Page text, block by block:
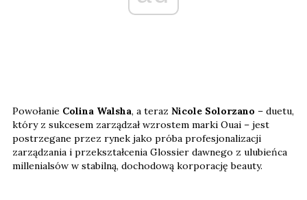
Powołanie Colina Walsha, a teraz Nicole Solorzano – duetu,
który z sukcesem zarządzał wzrostem marki Ouai – jest
postrzegane przez rynek jako próba profesjonalizacji
zarządzania i przekształcenia Glossier dawnego z ulubieńca
millenialsów w stabilną, dochodową korporację beauty.